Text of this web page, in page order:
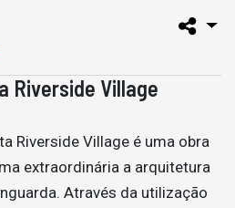
Riverside Village
Riverside Village é uma obra
extraordinária a arquitetura
Através da utilização